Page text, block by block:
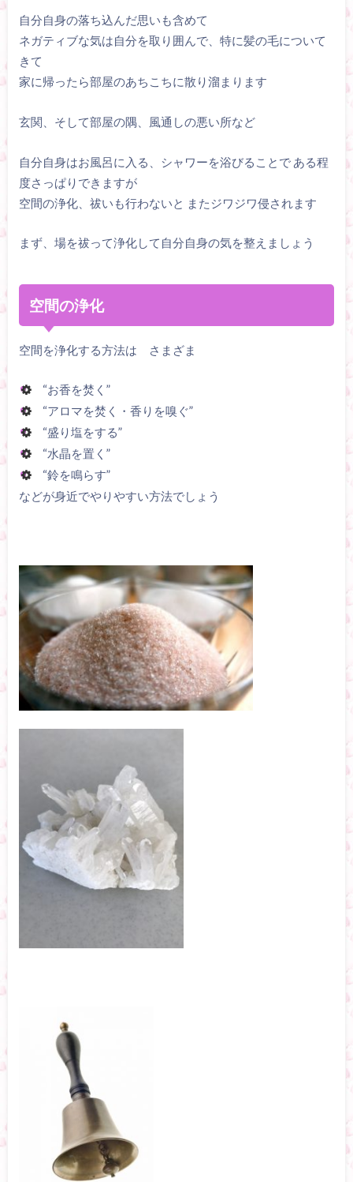
自分自身の落ち込んだ思いも含めて
ネガティブな気は自分を取り囲んで、特に髪の毛について
きて
家に帰ったら部屋のあちこちに散り溜まります
玄関、そして部屋の隅、風通しの悪い所など
自分自身はお風呂に入る、シャワーを浴びることで ある程
度さっぱりできますが
空間の浄化、祓いも行わないと またジワジワ侵されます
まず、場を祓って浄化して自分自身の気を整えましょう
空間の浄化
空間を浄化する方法は さまざま
“お香を焚く”
“アロマを焚く・香りを嗅ぐ”
“盛り塩をする”
“水晶を置く”
“鈴を鳴らす”
などが身近でやりやすい方法でしょう